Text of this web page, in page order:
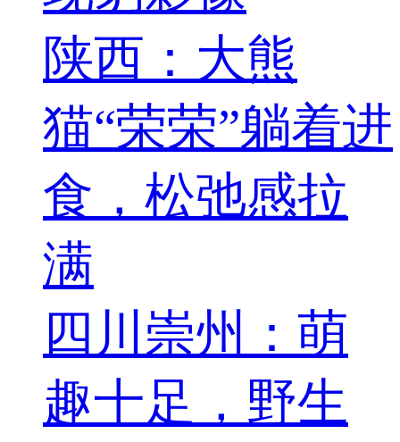
陕西：大熊
猫“荣荣”躺着进
食，松弛感拉
满
四川崇州：萌
趣十足，野生